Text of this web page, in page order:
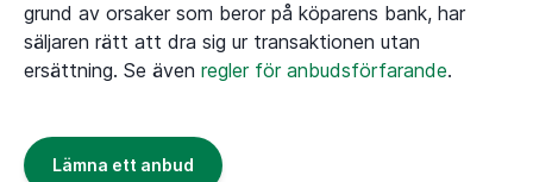
grund av orsaker som beror på köparens bank, har
säljaren rätt att dra sig ur transaktionen utan
ersättning. Se även regler för anbudsförfarande.
Lämna ett anbud